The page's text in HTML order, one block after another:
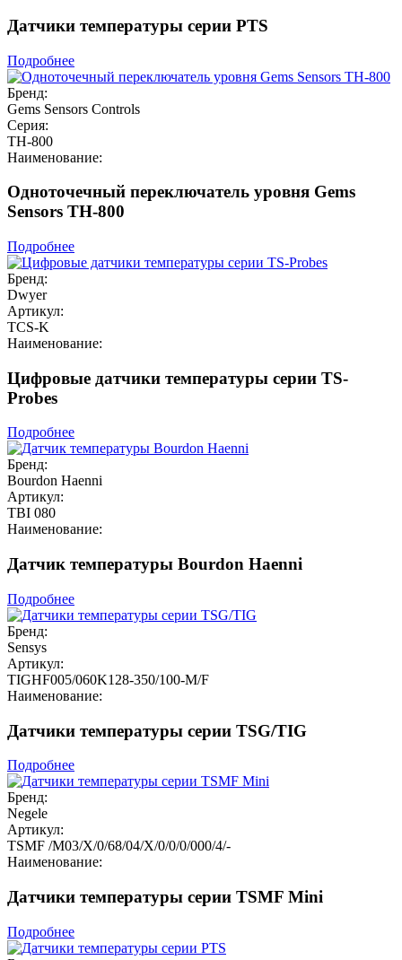
Датчики температуры серии PTS
Подробнее
Бренд:
Gems Sensors Controls
Серия:
TH-800
Наименование:
Одноточечный переключатель уровня Gems
Sensors TH-800
Подробнее
Бренд:
Dwyer
Артикул:
TCS-K
Наименование:
Цифровые датчики температуры серии TS-
Probes
Подробнее
Бренд:
Bourdon Haenni
Артикул:
TBI 080
Наименование:
Датчик температуры Bourdon Haenni
Подробнее
Бренд:
Sensys
Артикул:
TIGHF005/060K128-350/100-M/F
Наименование:
Датчики температуры серии TSG/TIG
Подробнее
Бренд:
Negele
Артикул:
TSMF /M03/X/0/68/04/X/0/0/0/000/4/-
Наименование:
Датчики температуры серии TSMF Mini
Подробнее